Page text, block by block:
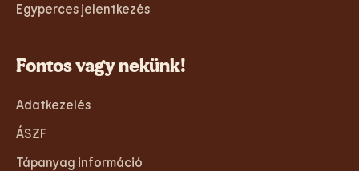
Egyperces jelentkezés
Fontos vagy nekünk!
Adatkezelés
ÁSZF
Tápanyag információ